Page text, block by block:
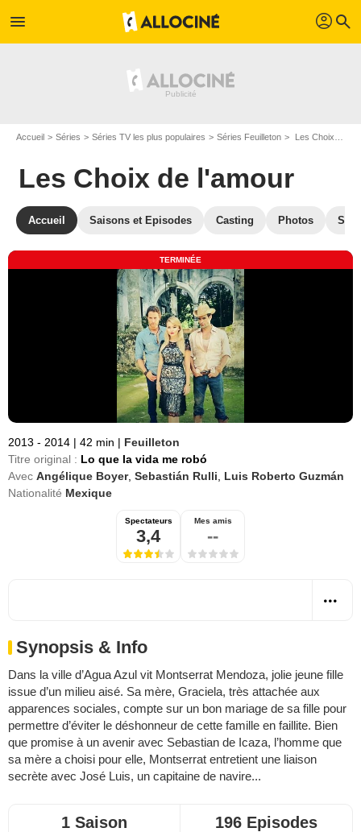
menu profil search
Accueil Séries Séries TV les plus populaires Séries Feuilleton Les Choix de l'amour
Les Choix de l'amour
Accueil Saisons et Episodes Casting Photos
TERMINÉE
2013 - 2014 | 42 min | Feuilleton
Titre original : Lo que la vida me robó
Avec Angélique Boyer, Sebastián Rulli
Luis Roberto Guzmán
Nationalité Mexique
Spectateurs
3,4
Mes amis
--
Synopsis & Info
Dans la ville d’Agua Azul vit Montserrat Mendoza, jolie jeune fille
issue d’un milieu aisé. Sa mère, Graciela, très attachée aux
apparences sociales, compte sur un bon mariage de sa fille pour
permettre d’éviter le déshonneur de cette famille en faillite. Bien
que promise à un avenir avec Sebastian de Icaza, l’homme que
sa mère a choisi pour elle, Montserrat entretient une liaison
secrète avec José Luis, un capitaine de navire...
1 Saison 196 Episodes